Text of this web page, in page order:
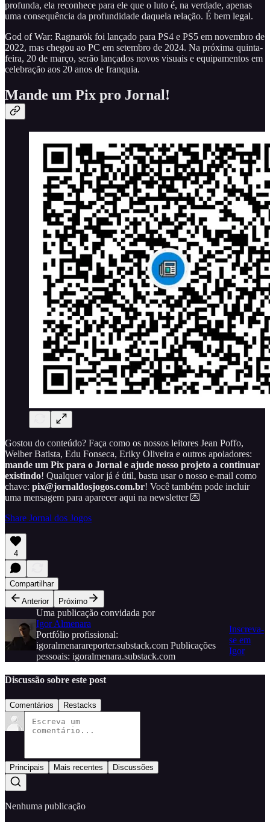
profunda, ela reconhece para ele que o luto é, na verdade, apenas
uma consequência da profundidade daquela relação. É bem legal.
God of War: Ragnarök foi lançado para PS4 e PS5 em novembro de
2022, mas chegou ao PC em setembro de 2024. Na próxima quinta-
feira, 20 de março, serão lançados novos visuais e equipamentos em
celebração aos 20 anos de franquia.
Mande um Pix pro Jornal!
Gostou do conteúdo? Faça como os nossos leitores Jean Poffo,
Welber Batista, Edu Fonseca, Eriky Oliveira e outros apoiadores:
mande um Pix para o Jornal e ajude nosso projeto a continuar
existindo! Qualquer valor já é útil, basta usar o nosso e-mail como
chave: pix@jornaldosjogos.com.br! Você também pode incluir
uma mensagem para aparecer aqui na newsletter 💌
Share Jornal dos Jogos
4
Compartilhar
Anterior
Próximo
Uma publicação convidada por
Igor Almenara
Portfólio profissional:
igoralmenarareporter.substack.com Publicações
pessoais: igoralmenara.substack.com
Inscreva-
se em
Igor
Discussão sobre este post
Comentários Restacks
Principais Mais recentes Discussões
Nenhuma publicação